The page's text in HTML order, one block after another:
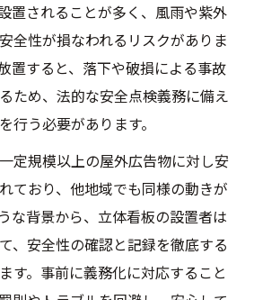
置されることが多く、風雨や紫外
全性が損なわれるリスクがありま
置すると、落下や破損による事故
ため、法的な安全点検義務に備え
行う必要があります。
定規模以上の屋外広告物に対し安
ており、他地域でも同様の動きが
な背景から、立体看板の設置者は
、安全性の確認と記録を徹底する
す。事前に義務化に対応すること